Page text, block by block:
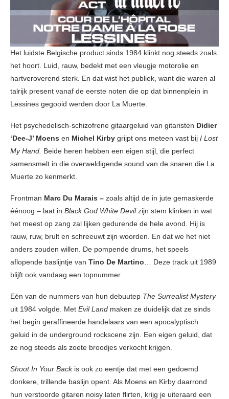
Het luidste Belgische product sinds 1984 klinkt nog steeds zoals
het hoort. Luid, rauw, bedekt met een vleugje motorolie en
hartveroverend sterk. En dat wist het publiek, want die waren al
talrijk present vanaf de eerste noten die op dat binnenplein in
Lessines gegooid werden door La Muerte.
Het psychedelisch-schizofrene gitaargeluid van gitaristen Didier
‘Dee-J’ Moens en Michel Kirby grijpt ons meteen vast bij I Lost
My Hand. Beide heren hebben een eigen stijl, die perfect
samensmelt in die overweldigende sound van de snaren die La
Muerte zo kenmerkt.
Frontman Marc Du Marais – zoals altijd de in jute gemaskerde
éénoog – laat in Black God White Devilzijn stem klinken in wat
het meest op zang zal lijken gedurende de hele avond. Hij is
rauw, ruw, brult en schreeuwt zijn woorden. En dat we het niet
anders zouden willen. De pompende drums, het speels
aflopende baslijntje van Tino De Martino … Deze track uit 1989
blijft ook vandaag een topnummer.
Eén van de nummers van hun debuutep The Surrealist Mystery
uit 1984 volgde. Met Evil Land maken ze duidelijk dat ze sinds
het begin geraffineerde handelaars van een apocalyptisch
geluid in de underground rockscene zijn. Een eigen geluid, dat
ze nog steeds als zoete broodjes verkocht krijgen.
Shoot In Your Back is ook zo eentje dat met een gedoemd
donkere, trillende baslijn opent. Als Moens en Kirby daarrond
hun verstoorde gitaren noisy laten flirten, krijg je uiteraard een